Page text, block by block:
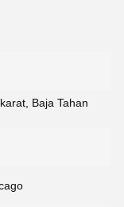
Baja Tahan